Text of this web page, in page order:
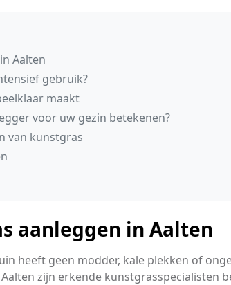
Aalten
gebruik?
maakt
voor uw gezin betekenen?
van kunstgras
aanleggen in Aalten
heeft geen modder, kale plekken of
zijn erkende kunstgrasspecialisten